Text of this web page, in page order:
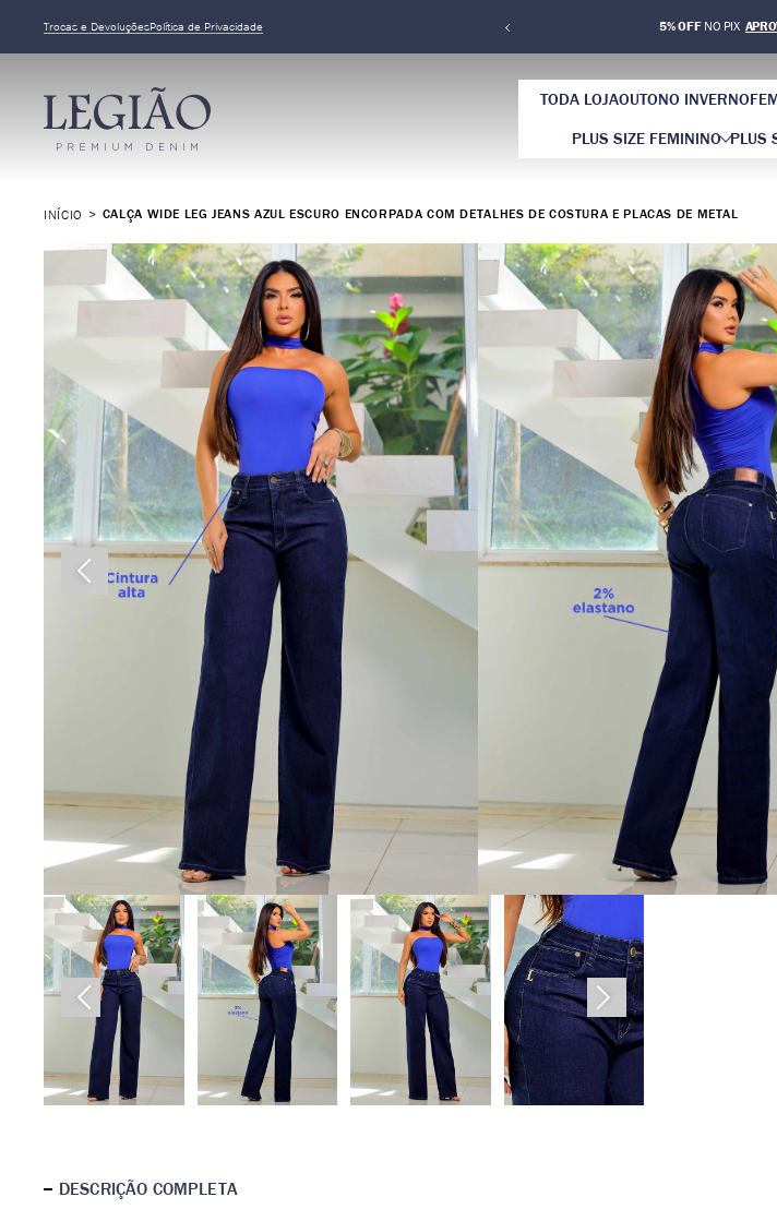
5% OFFNO PIX
Trocas e DevoluçõesPolítica de Privacidade
TODA LOJAOUTONO INVERNO
PLUS SIZE FEMININO PLUS
INÍCIO CALÇA WIDE LEG JEANS AZUL ESCURO ENCORPADA COM DETALHES DE COSTURA E PLACAS DE METAL
DESCRIÇÃO COMPLETA